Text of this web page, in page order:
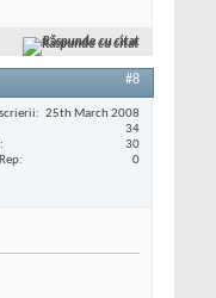
Răspunde cu citat
#8
25th March 2008
34
30
0